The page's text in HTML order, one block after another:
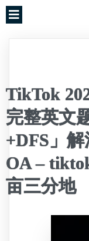
TikTok
完整英文
+DFS」
OA –
亩三分地